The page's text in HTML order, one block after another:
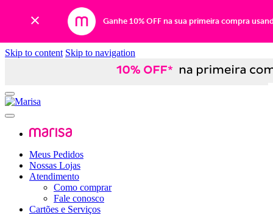
Ganhe 10% OFF na sua primeira compra
Skip to content Skip to navigation
Meus Pedidos
Nossas Lojas
Atendimento
Como comprar
Fale conosco
Cartões e Serviços